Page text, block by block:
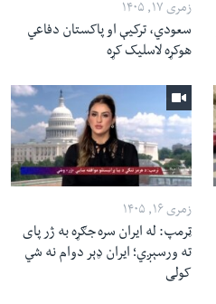
زمری ۱۷, ۱۴۰۵
سعودي، ترکیې او پاکستان دفاعي
هوکړه لاسلیک کړه
زمری ۱۶, ۱۴۰۵
ټرمپ: له ایران سره جګړه به ژر پای
ته ورسېږي؛ ایران ډېر دوام نه شي
کولی